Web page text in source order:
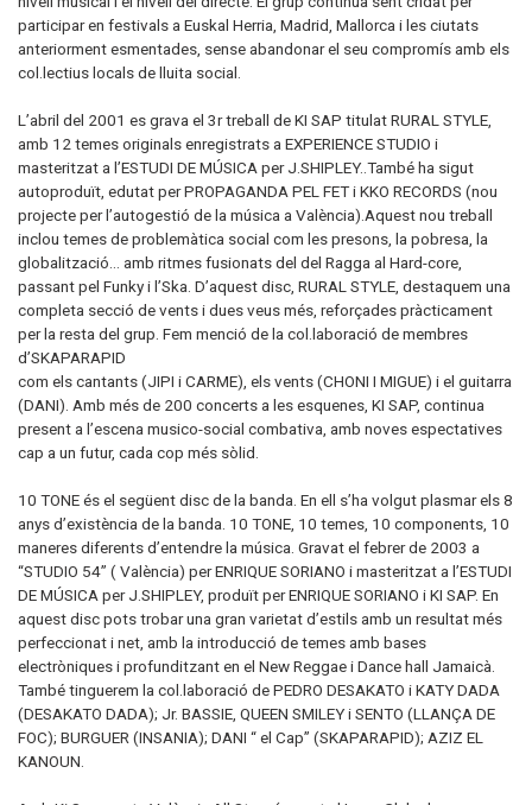
participar en festivals a Euskal Herria, Madrid, Mallorca i les ciutats
anteriorment esmentades, sense abandonar el seu compromís amb els
col.lectius locals de lluita social.
L’abril del 2001 es grava el 3r treball de KI SAP titulat RURAL STYLE,
amb 12 temes originals enregistrats a EXPERIENCE STUDIO i
masteritzat a l’ESTUDI DE MÚSICA per J.SHIPLEY..També ha sigut
autoproduït, edutat per PROPAGANDA PEL FET i KKO RECORDS (nou
projecte per l’autogestió de la música a València).Aquest nou treball
inclou temes de problemàtica social com les presons, la pobresa, la
globalització... amb ritmes fusionats del del Ragga al Hard-core,
passant pel Funky i l’Ska. D’aquest disc, RURAL STYLE, destaquem una
completa secció de vents i dues veus més, reforçades pràcticament
per la resta del grup. Fem menció de la col.laboració de membres
d’SKAPARAPID
com els cantants (JIPI i CARME), els vents (CHONI I MIGUE) i el guitarra
(DANI). Amb més de 200 concerts a les esquenes, KI SAP, continua
present a l’escena musico-social combativa, amb noves espectatives
cap a un futur, cada cop més sòlid.
10 TONE és el següent disc de la banda. En ell s’ha volgut plasmar els 8
anys d’existència de la banda. 10 TONE, 10 temes, 10 components, 10
maneres diferents d’entendre la música. Gravat el febrer de 2003 a
“STUDIO 54” ( València) per ENRIQUE SORIANO i masteritzat a l’ESTUDI
DE MÚSICA per J.SHIPLEY, produït per ENRIQUE SORIANO i KI SAP. En
aquest disc pots trobar una gran varietat d’estils amb un resultat més
perfeccionat i net, amb la introducció de temes amb bases
electròniques i profunditzant en el New Reggae i Dance hall Jamaicà.
També tinguerem la col.laboració de PEDRO DESAKATO i KATY DADA
(DESAKATO DADA); Jr. BASSIE, QUEEN SMILEY i SENTO (LLANÇA DE
FOC); BURGUER (INSANIA); DANI “ el Cap” (SKAPARAPID); AZIZ EL
KANOUN.